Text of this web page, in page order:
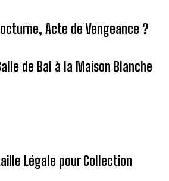
Acte de Vengeance ?
de Bal à la Maison Blanche
Légale pour Collection